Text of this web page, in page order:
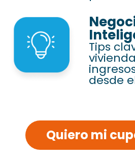
Tips
desde
Quiero mi